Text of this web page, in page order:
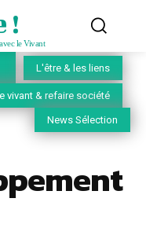
!
le Vivant
L'être & les liens
vivant & refaire société
News Sélection